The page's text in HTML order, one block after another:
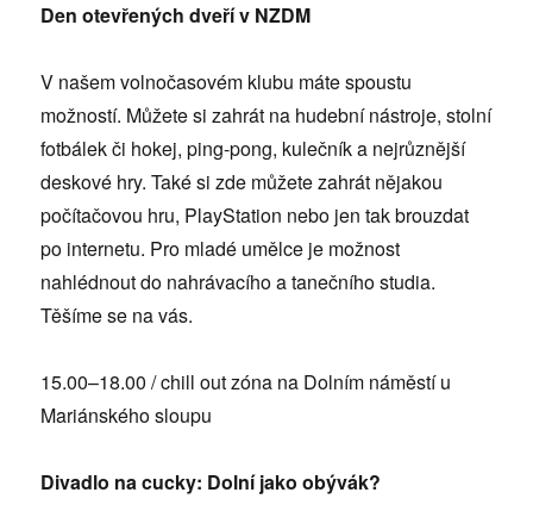
Den otevřených dveří v NZDM
V našem volnočasovém klubu máte spoustu
možností. Můžete si zahrát na hudební nástroje, stolní
fotbálek či hokej, ping-pong, kulečník a nejrůznější
deskové hry. Také si zde můžete zahrát nějakou
počítačovou hru, PlayStation nebo jen tak brouzdat
po internetu. Pro mladé umělce je možnost
nahlédnout do nahrávacího a tanečního studia.
Těšíme se na vás.
15.00–18.00 / chill out zóna na Dolním náměstí u
Mariánského sloupu
Divadlo na cucky: Dolní jako obývák?